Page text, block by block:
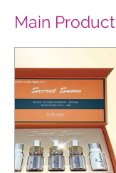
Main Product